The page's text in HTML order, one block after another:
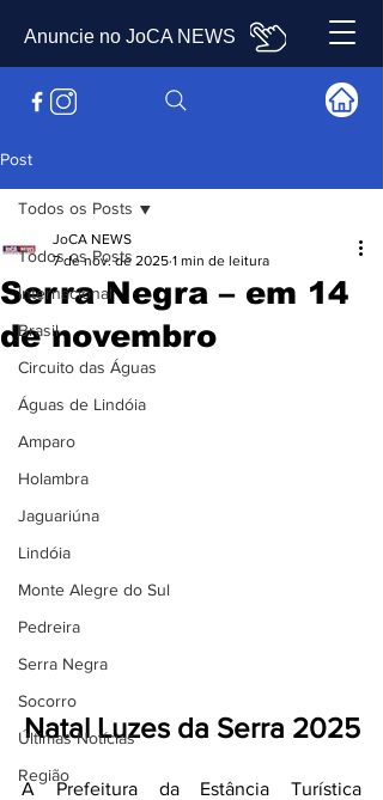
Anuncie no JoCA NEWS
Post
Todos os Posts
Internacional
Brasil
Circuito das Águas
Águas de Lindóia
Amparo
Holambra
Jaguariúna
Lindóia
Monte Alegre do Sul
Pedreira
Serra Negra
Socorro
Últimas Notícias
Região
Todos os Posts
Serra Negra – em 14
de novembro
JoCA NEWS
7 de nov. de 2025 1 min de leitura
Natal Luzes da Serra 2025
A Prefeitura da Estância Turística